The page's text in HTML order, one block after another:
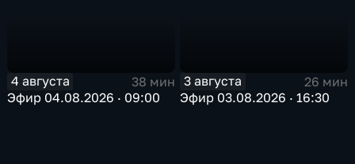
4 августа
38 мин
Эфир 04.08.2026 · 09:00
3 августа
26 мин
Эфир 03.08.2026 · 16:30